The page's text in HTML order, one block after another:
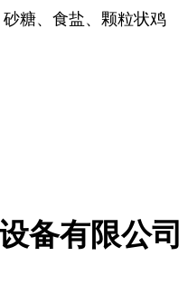
糖、食盐、颗粒状鸡
备有限公司